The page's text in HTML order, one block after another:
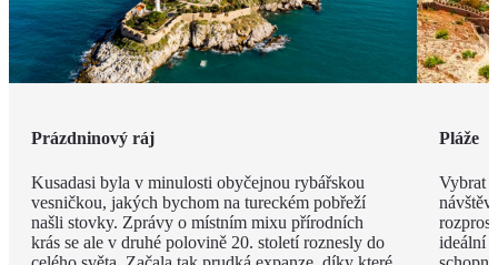
Prázdninový ráj
Kusadasi byla v minulosti obyčejnou rybářskou
vesničkou, jakých bychom na tureckém pobřeží
našli stovky. Zprávy o místním mixu přírodních
krás se ale v druhé polovině 20. století roznesly do
Pláže
Vybrat
ideální